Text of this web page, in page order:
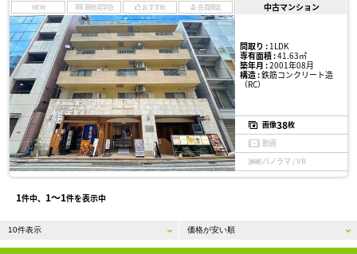
NEW 現地見学会 おすすめ 会員限定 中古マンション
間取り :1LDK
専有面積 :41.63㎡
築年月 :2001年08月
構造 :鉄筋コンクリート造
（RC）
画像38枚
動画
パノラマ / VR
1件中、 1〜1件を表示中